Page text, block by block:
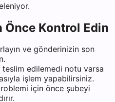
Önce Kontrol Edin
ve gönderinizin son
edilemedi notu varsa
işlem yapabilirsiniz.
için önce şubeyi